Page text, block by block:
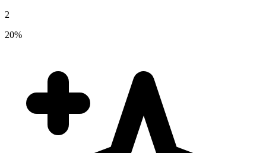
2
20%